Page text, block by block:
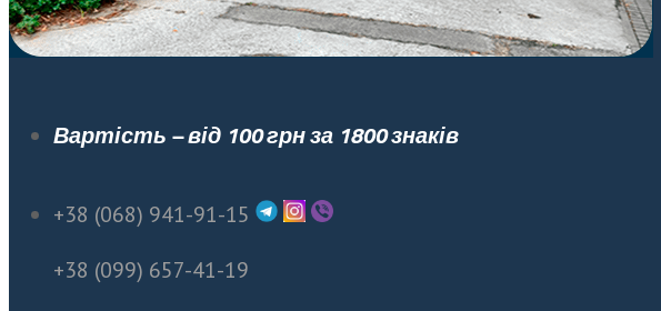
Вартість – від 100 грн за 1800 знаків
+38 (068) 941-91-15
+38 (099) 657-41-19